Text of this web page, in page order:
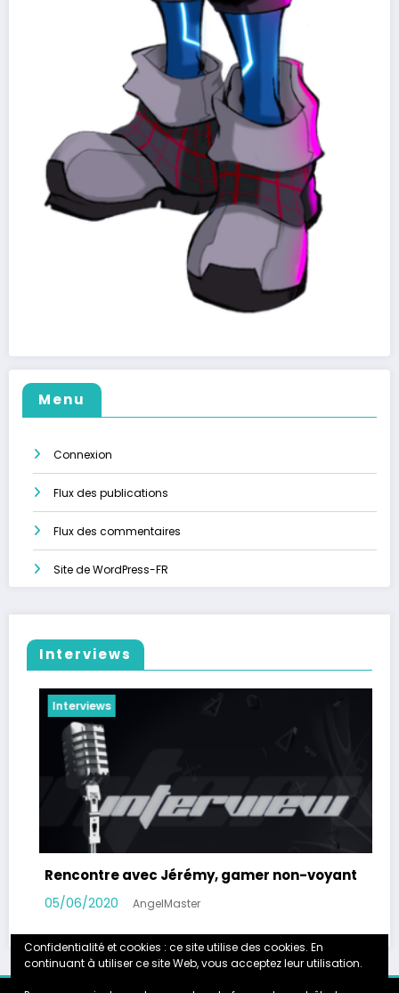
Menu
Connexion
Flux des publications
Flux des commentaires
Site de WordPress-FR
Interviews
Interviews
Rencontre avec Pix’n Game
24/10/2019 AngelMaster
Confidentialité et cookies : ce site utilise des cookies. En
continuant à utiliser ce site Web, vous acceptez leur utilisation.